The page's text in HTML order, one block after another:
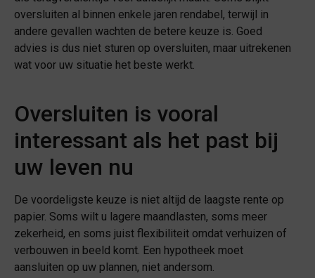
Bekijk voorkeuren
CookiesPrivacy Policy
oversluiten al binnen enkele jaren rendabel, terwijl in
andere gevallen wachten de betere keuze is. Goed
advies is dus niet sturen op oversluiten, maar uitrekenen
wat voor uw situatie het beste werkt.
Oversluiten is vooral
interessant als het past bij
uw leven nu
De voordeligste keuze is niet altijd de laagste rente op
papier. Soms wilt u lagere maandlasten, soms meer
zekerheid, en soms juist flexibiliteit omdat verhuizen of
verbouwen in beeld komt. Een hypotheek moet
aansluiten op uw plannen, niet andersom.